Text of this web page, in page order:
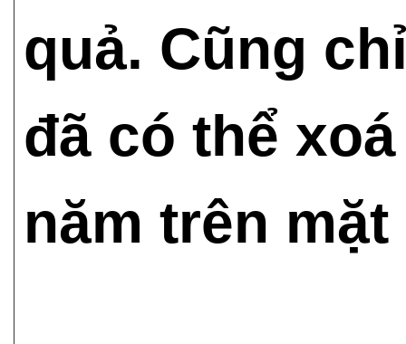
quả. Cũng
đã có thể
năm trên mặt